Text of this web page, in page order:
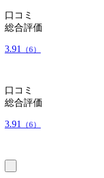
口コミ
総合評価
3.91 （6）
口コミ
総合評価
3.91 （6）